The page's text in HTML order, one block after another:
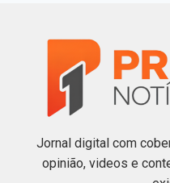
Jornal digital com
opinião, videos e